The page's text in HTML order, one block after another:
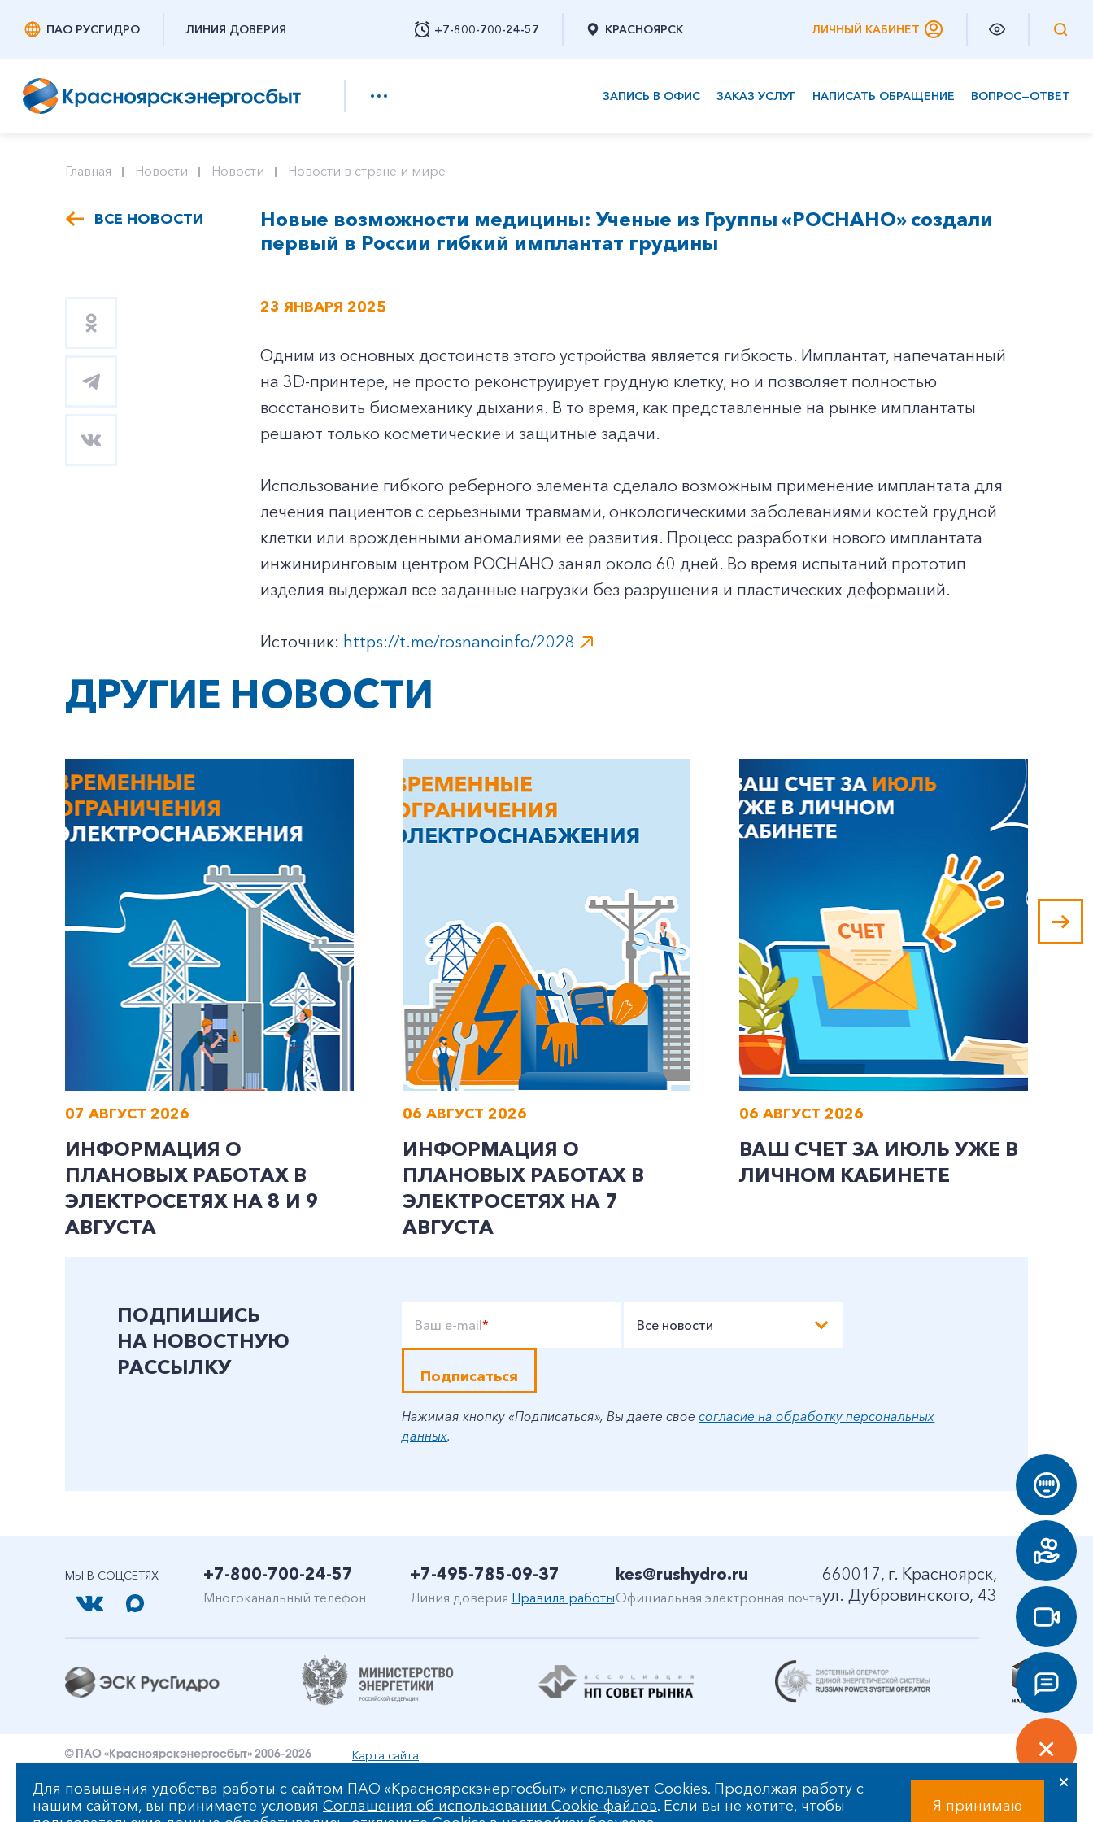
ПАО РУСГИДРО ЛИНИЯ ДОВЕРИЯ +7-800-700-24-57
Заказать обратный звонок
КРАСНОЯРСК ЛИЧНЫЙ КАБИНЕТ
ЗАПИСЬ В ОФИС ЗАКАЗ УСЛУГ НАПИСАТЬ ОБРАЩЕНИЕ ВОПРОС—ОТВЕТ
+7-800-700-24-57
Заказать обратный звонок
Частным клиентам
Корпоративным клиентам
Главная Новости Новости Новости в стране и мире
ВСЕ НОВОСТИ
Новые возможности медицины: Ученые из Группы «РОСНАНО» создали
первый в России гибкий имплантат грудины
23 ЯНВАРЯ 2025
Одним из основных достоинств этого устройства является гибкость. Имплантат, напечатанный
на 3D-принтере, не просто реконструирует грудную клетку, но и позволяет полностью
восстановить биомеханику дыхания. В то время, как представленные на рынке имплантаты
решают только косметические и защитные задачи.
Использование гибкого реберного элемента сделало возможным применение имплантата для
лечения пациентов с серьезными травмами, онкологическими заболеваниями костей грудной
клетки или врожденными аномалиями ее развития. Процесс разработки нового имплантата
инжиниринговым центром РОСНАНО занял около 60 дней. Во время испытаний прототип
изделия выдержал все заданные нагрузки без разрушения и пластических деформаций.
Источник: https://t.me/rosnanoinfo/2028
ДРУГИЕ НОВОСТИ
07 АВГУСТ 2026
ИНФОРМАЦИЯ О
ПЛАНОВЫХ РАБОТАХ В
ЭЛЕКТРОСЕТЯХ НА 8 И 9
АВГУСТА
06 АВГУСТ 2026
ИНФОРМАЦИЯ О
ПЛАНОВЫХ РАБОТАХ В
ЭЛЕКТРОСЕТЯХ НА 7
АВГУСТА
06 АВГУСТ 2026
ВАШ СЧЕТ ЗА ИЮЛЬ УЖЕ В
ЛИЧНОМ КАБИНЕТЕ
ПОДПИШИСЬ
НА НОВОСТНУЮ
РАССЫЛКУ
Ваш e-mail* Все новости
Подписаться
Нажимая кнопку «Подписаться», Вы даете своесогласие на обработку персональных
данных.
МЫ В СОЦСЕТЯХ +7-800-700-24-57
Многоканальный телефон
+7-495-785-09-37
Линия доверия Правила работы
kes@rushydro.ru
Официальная электронная почта
660017, г. Красноярск,
ул. Дубровинского, 43
© ПАО «Красноярскэнергосбыт» 2006-2026
Карта сайта
Уведомление об ответственности и праве интеллектуальной собственности
Политика ПАО «Красноярскэнергосбыт» в отношении обработки персональных данных
Для повышения удобства работы с сайтом ПАО «Красноярскэнергосбыт» использует Cookies. Продолжая работу с
нашим сайтом, вы принимаете условия Соглашения об использовании Cookie-файлов. Если вы не хотите, чтобы
Я принимаю